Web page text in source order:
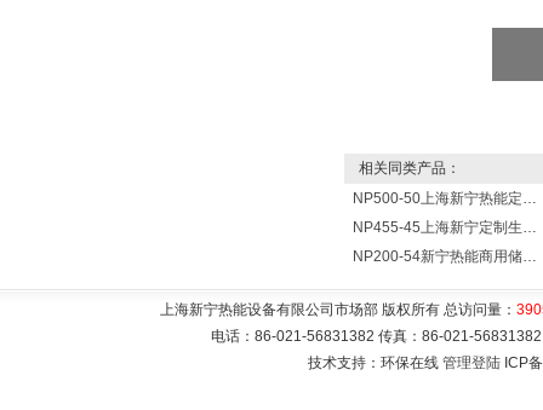
相关同类产品：
NP500-50上海新宁热能定制各式不锈钢水箱容器
NP455-45上海新宁定制生产各式不锈钢容器
NP200-54新宁热能商用储水式电热水器V=200升N=54千瓦
上海新宁热能设备有限公司市场部 版权所有 总访问量：
电话：86-021-56831382 传真：86-021-
技术支持：环保在线 管理登陆 ICP